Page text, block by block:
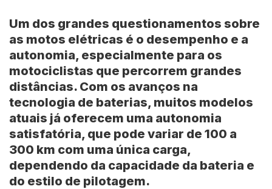
Um dos grandes questionamentos sobre
as motos elétricas é o desempenho e a
autonomia, especialmente para os
motociclistas que percorrem grandes
distâncias. Com os avanços na
tecnologia de baterias, muitos modelos
atuais já oferecem uma autonomia
satisfatória, que pode variar de 100 a
300 km com uma única carga,
dependendo da capacidade da bateria e
do estilo de pilotagem.